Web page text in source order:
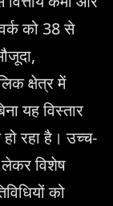
को 38 से
क्षेत्र में
यह विस्तार
रहा है। उच्च-
लेकर विशेष
को